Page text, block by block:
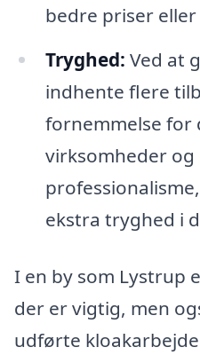
bedre priser
Tryghed: Ved at
indhente flere
fornemmelse for
virksomheder og
ekstra tryghed i
I en by som Lystrup
der er vigtig, men
udførte